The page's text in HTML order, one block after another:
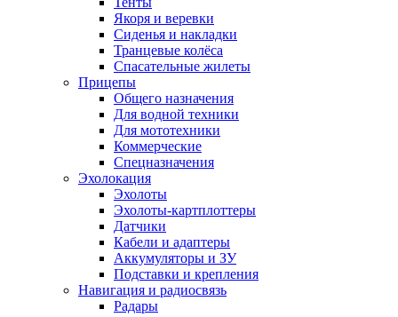
Якоря и веревки
Сиденья и накладки
Транцевые колёса
Спасательные жилеты
Прицепы
Общего назначения
Для водной техники
Для мототехники
Коммерческие
Спецназначения
Эхолокация
Эхолоты
Эхолоты-картплоттеры
Датчики
Кабели и адаптеры
Аккумуляторы и ЗУ
Подставки и крепления
Навигация и радиосвязь
Радары